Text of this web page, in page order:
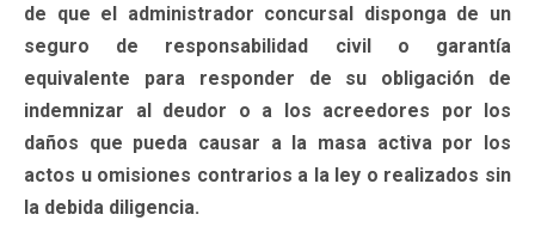
de que el administrador concursal disponga de un
seguro de responsabilidad civil o garantía
equivalente para responder de su obligación de
indemnizar al deudor o a los acreedores por los
daños que pueda causar a la masa activa por los
actos u omisiones contrarios a la ley o realizados sin
la debida diligencia.